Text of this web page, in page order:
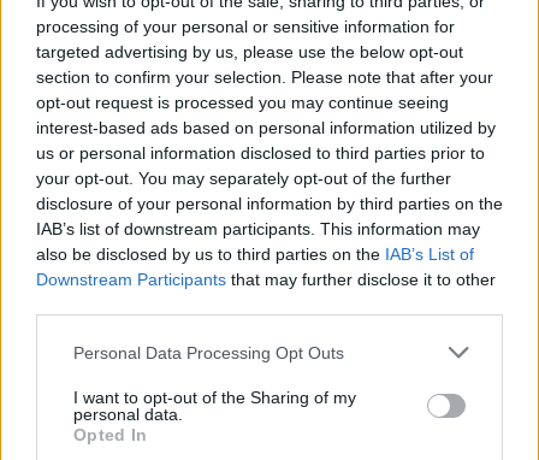
processing of your personal or sensitive information for
targeted advertising by us, please use the below opt-out
section to confirm your selection. Please note that after your
opt-out request is processed you may continue seeing
interest-based ads based on personal information utilized by
us or personal information disclosed to third parties prior to
your opt-out. You may separately opt-out of the further
disclosure of your personal information by third parties on the
IAB’s list of downstream participants. This information may
also be disclosed by us to third parties on the IAB’s List of
Downstream Participants that may further disclose it to other
Personal Data Processing Opt Outs
I want to opt-out of the Sharing of my
personal data.
Opted In
2023 7.1
Előző életek
2012
Emir útja
SOROZAT